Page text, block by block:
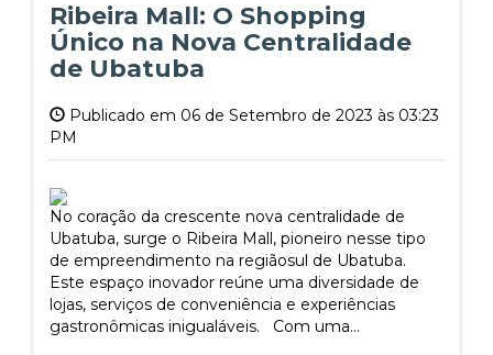
Ribeira Mall: O Shopping
Único na Nova Centralidade
de Ubatuba
Publicado em 06 de Setembro de 2023 às 03:23
PM
No coração da crescente nova centralidade de
Ubatuba, surge o Ribeira Mall, pioneiro nesse tipo
de empreendimento na regiãosul de Ubatuba.
Este espaço inovador reúne uma diversidade de
lojas, serviços de conveniência e experiências
gastronômicas inigualáveis. Com uma...